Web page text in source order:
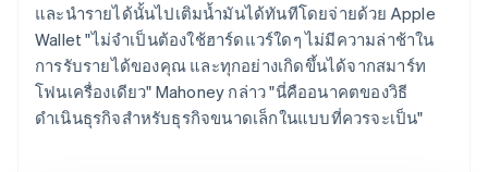
และนำรายได้นั้นไปเติมน้ำมันได้ทันทีโดยจ่ายด้วย Apple
Wallet "ไม่จำเป็นต้องใช้ฮาร์ดแวร์ใดๆ ไม่มีความล่าช้าใน
การรับรายได้ของคุณ และทุกอย่างเกิดขึ้นได้จากสมาร์ท
โฟนเครื่องเดียว" Mahoney กล่าว "นี่คืออนาคตของวิธี
ดำเนินธุรกิจสำหรับธุรกิจขนาดเล็กในแบบที่ควรจะเป็น"